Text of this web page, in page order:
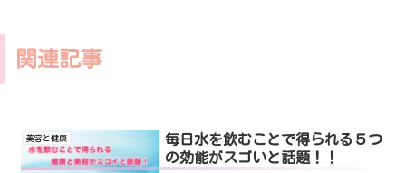
関連記事
美容と健康
毎日水を飲むことで得られる５つ
の効能がスゴいと話題！！